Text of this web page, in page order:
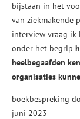
bijstaan in het
van ziekmakende
interview vraag ik
onder het begrip
heelbegaafden
organisaties
boekbespreking
juni 2023